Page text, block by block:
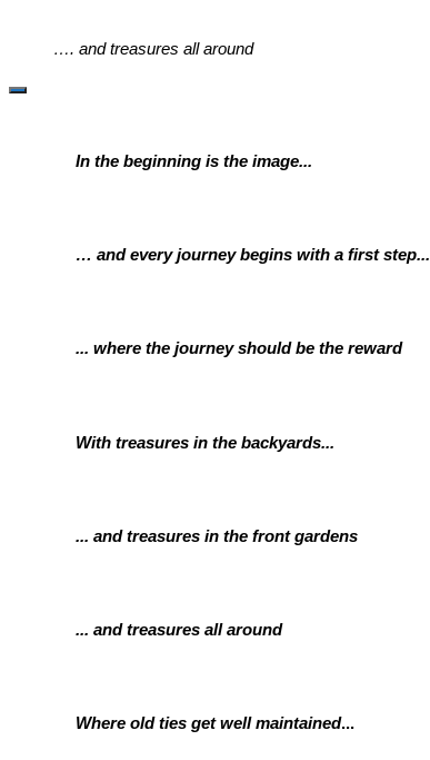
…. and treasures all around
In the beginning is the image...
… and every journey begins with a first step...
... where the journey should be the reward
With treasures in the backyards...
... and treasures in the front gardens
... and treasures all around
Where old ties get well maintained...